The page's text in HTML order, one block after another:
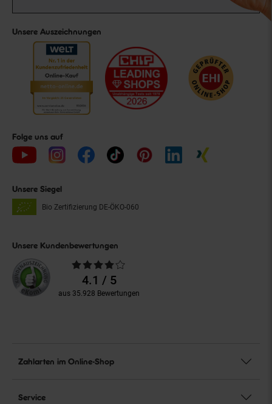
Unsere Auszeichnungen
Folge uns auf
Unsere Siegel
Bio Zertifizierung DE-ÖKO-060
Unsere Kundenbewertungen
Durchschnittliche
Bewertungen4.1 / 5
aus 35.928 Bewertungen
Zahlarten im Online-Shop
Service